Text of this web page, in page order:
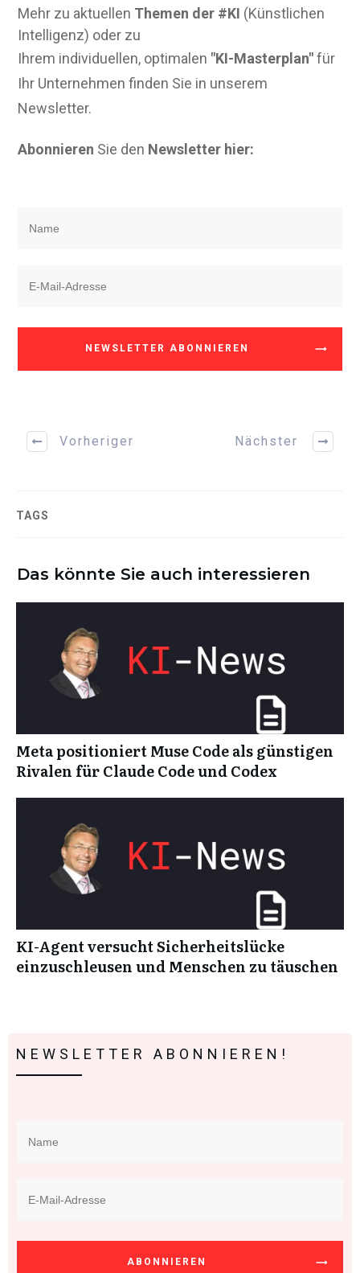
Mehr zu aktuellen Themen der #KI (Künstlichen
Intelligenz) oder zu
Ihrem individuellen, optimalen "KI-Masterplan"für
Ihr Unternehmen finden Sie in unserem
Newsletter.
Abonnieren Sie den Newsletter hier:
NEWSLETTER ABONNIEREN
Vorheriger Nächster
TAGS
Das könnte Sie auch interessieren
Meta positioniert Muse Code als günstigen
Rivalen für Claude Code und Codex
KI-Agent versucht Sicherheitslücke
einzuschleusen und Menschen zu täuschen
NEWSLETTER ABONNIEREN!
ABONNIEREN